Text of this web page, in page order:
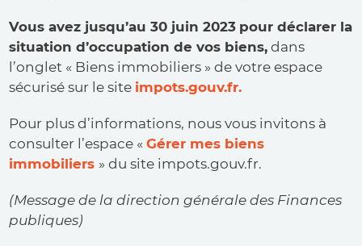
Vous avez jusqu’au 30 juin 2023 pour déclarer la
situation d’occupation de vos biens, dans
l’onglet « Biens immobiliers » de votre espace
sécurisé sur le site impots.gouv.fr.
Pour plus d’informations, nous vous invitons à
consulter l’espace «Gérer mes biens
immobiliers » du site impots.gouv.fr.
(Message de la direction générale des Finances
publiques)